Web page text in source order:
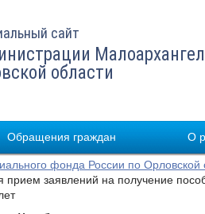
сайт
области
Обращения граждан О
фонда России по Орловской
прием заявлений на получение